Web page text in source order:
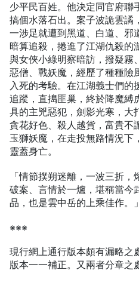
少平民百姓。他決定同官府聯
搞個水落石出。案子波詭雲譎
一涉足就遭到黑道、白道、邪
暗算追殺，捲進了江湖仇殺的
與女俠小綠明察暗訪，撥疑霧
惡僧、戰妖魔，經歷了種種險
入死的考驗。在江湖義士們的
追蹤，直搗匪巢，終於降魔縛
具的主兇惡犯，劍影光寒，大
貪花好色、殺人越貨，富貴不
玉獅妖魔，在走投無路情況下
靈蓋身亡。
「情節撲朔迷離，一波三折，
破案、言情於一爐，堪稱當今
品，也是雲中岳的上乘佳作。」
※※※
現行網上通行版本頗有漏略之
版本一一補正。又兩者分章之